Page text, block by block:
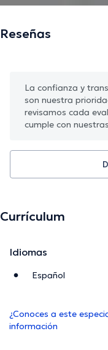
Reseñas
La confianza y
son nuestra
revisamos cada
cumple con nuestras
Currículum
Idiomas
Español
¿Conoces a este
información